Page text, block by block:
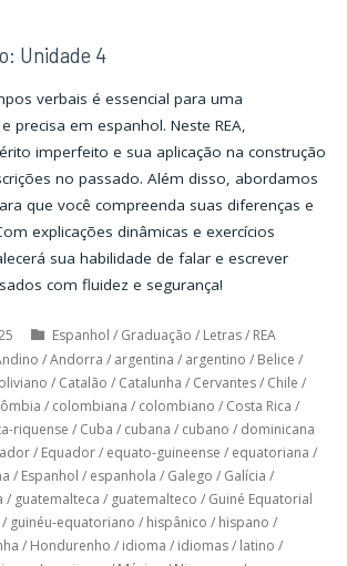
Unidade 4
verbais é essencial para uma
precisa em espanhol. Neste REA,
imperfeito e sua aplicação na construção
no passado. Além disso, abordamos
que você compreenda suas diferenças e
explicações dinâmicas e exercícios
sua habilidade de falar e escrever
com fluidez e segurança!
Espanhol / Graduação / Letras/ REA
/Andorra / argentina / argentino / Belice /
/ Catalão / Catalunha / Cervantes/ Chile /
/ colombiana / colombiano / Costa Rica /
riquense / Cuba / cubana / cubano / dominicana
/ Equador/ equato-guineense / equatoriana /
/ Espanhol / espanhola / Galego / Galícia /
/ guatemalteca / guatemalteco / Guiné Equatorial
/ guinéu-equatoriano / hispânico / hispano /
/ Hondurenho / idioma / idiomas/ latino /